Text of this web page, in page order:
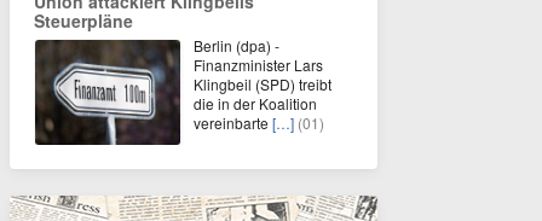
Steuerpläne
Berlin (dpa) -
Finanzminister Lars
Klingbeil (SPD) treibt
die in der Koalition
vereinbarte […] (01)